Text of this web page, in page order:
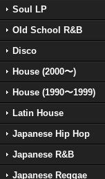
Soul LP
Old School R&B
Disco
House (2000〜)
House (1990〜1999)
Latin House
Japanese Hip Hop
Japanese R&B
Japanese Reggae